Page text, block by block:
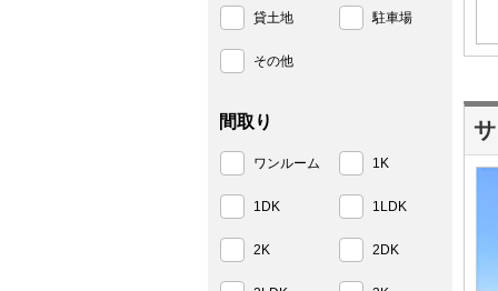
貸土地 駐車場
その他
間取り
ワンルーム 1K
1DK 1LDK
2K 2DK